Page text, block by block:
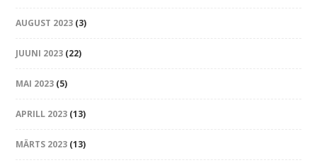
AUGUST 2023 (3)
JUUNI 2023 (22)
MAI 2023 (5)
APRILL 2023 (13)
MÄRTS 2023 (13)